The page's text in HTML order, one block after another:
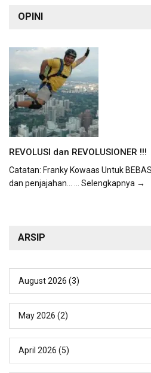
OPINI
REVOLUSI dan REVOLUSIONER !!!
Catatan: Franky Kowaas Untuk
dan penjajahan...
... Selengkapnya →
ARSIP
August 2026 (3)
May 2026 (2)
April 2026 (5)